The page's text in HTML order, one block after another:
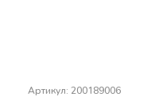
Артикул: 200189006